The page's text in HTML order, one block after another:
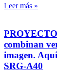
Leer más »
combinan
imagen.
SRG-A40